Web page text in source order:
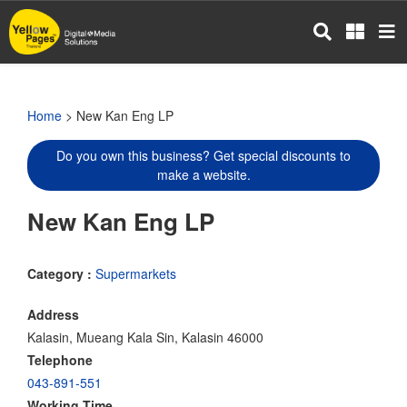
Skip
to
main
Home > New Kan Eng LP
Do you own this business? Get special discounts to
make a website.
New Kan Eng LP
Category : Supermarkets
Address
Kalasin, Mueang Kala Sin, Kalasin 46000
Telephone
043-891-551